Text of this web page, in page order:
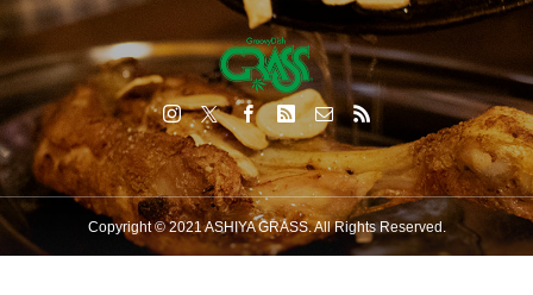
Copyright © 2021 ASHIYA GRASS. All Rights Reserved.